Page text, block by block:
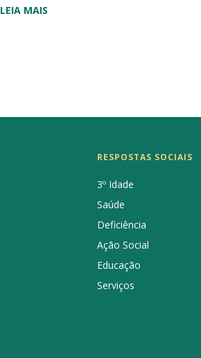
LEIA MAIS
DE
CONTINUADOSRESPOSTAS SOCIAIS
3º Idade
Saúde
Deficiência
Ação Social
Educação
Serviços